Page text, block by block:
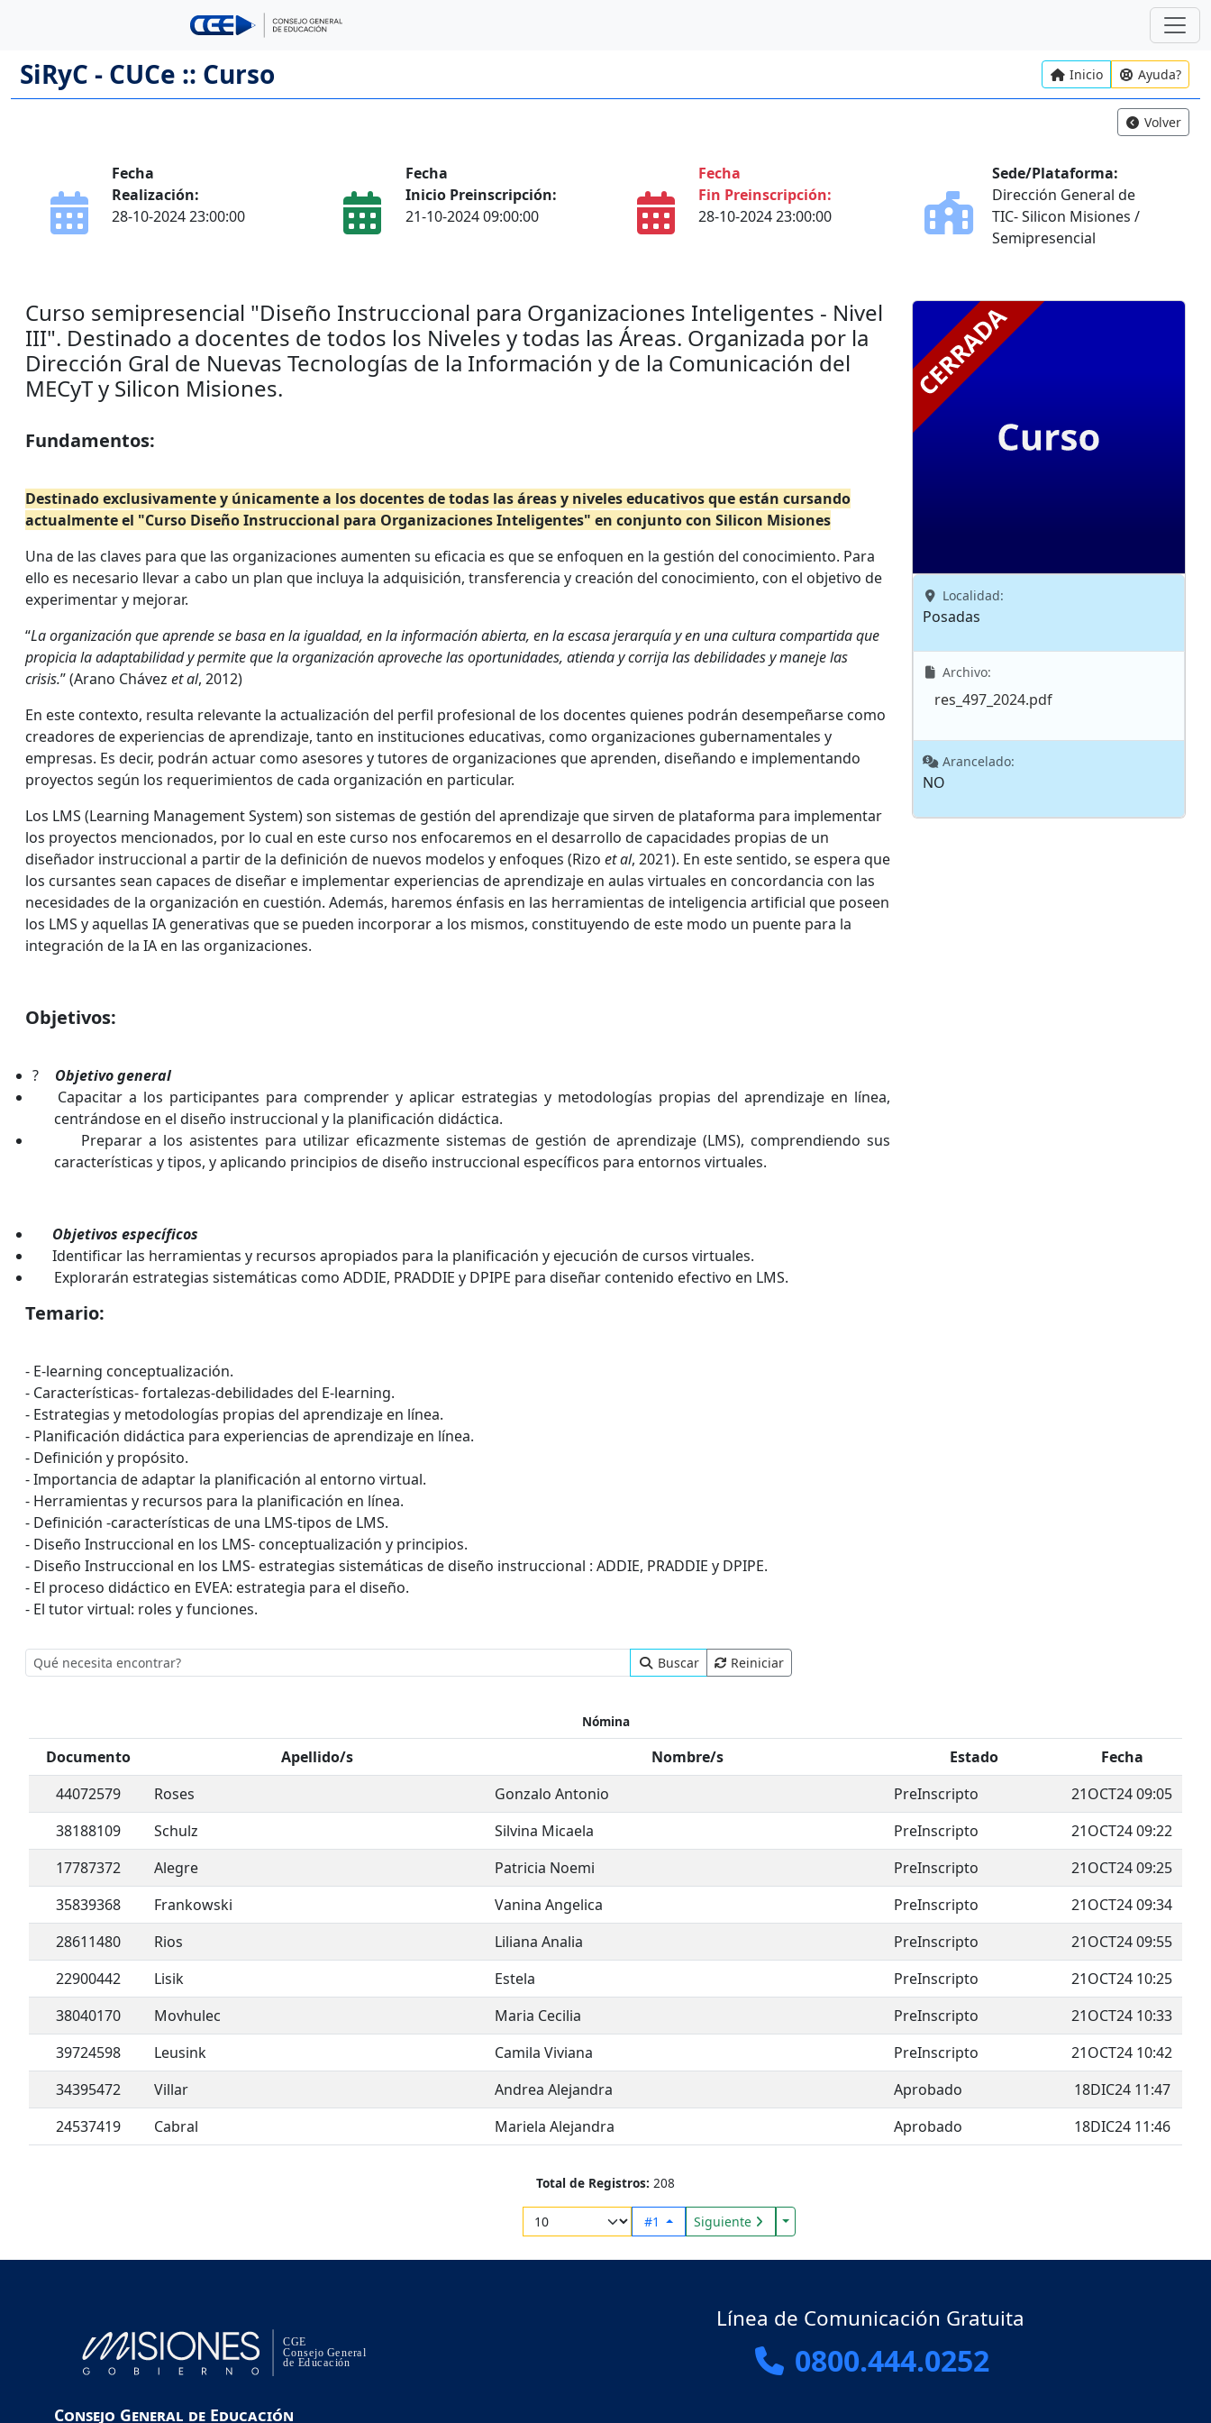
SiRyC - CUCe :: Curso Inicio Ayuda?
Volver
Fecha
Realización:
28-10-2024 23:00:00
Fecha
Inicio Preinscripción:
21-10-2024 09:00:00
Fecha
Fin Preinscripción:
28-10-2024 23:00:00
Sede/Plataforma:
Dirección General de
TIC- Silicon Misiones /
Semipresencial
Curso semipresencial "Diseño Instruccional para Organizaciones Inteligentes - Nivel
III". Destinado a docentes de todos los Niveles y todas las Áreas. Organizada por la
Dirección Gral de Nuevas Tecnologías de la Información y de la Comunicación del
MECyT y Silicon Misiones.
Fundamentos:
Destinado exclusivamente y únicamente a los docentes de todas las áreas y niveles educativos que están cursando
actualmente el "Curso Diseño Instruccional para Organizaciones Inteligentes" en conjunto con Silicon Misiones
Una de las claves para que las organizaciones aumenten su eficacia es que se enfoquen en la gestión del conocimiento. Para
ello es necesario llevar a cabo un plan que incluya la adquisición, transferencia y creación del conocimiento, con el objetivo de
experimentar y mejorar.
“La organización que aprende se basa en la igualdad, en la información abierta, en la escasa jerarquía y en una cultura compartida que
propicia la adaptabilidad y permite que la organización aproveche las oportunidades, atienda y corrija las debilidades y maneje las
crisis.” (Arano Chávez et al, 2012)
En este contexto, resulta relevante la actualización del perfil profesional de los docentes quienes podrán desempeñarse como
creadores de experiencias de aprendizaje, tanto en instituciones educativas, como organizaciones gubernamentales y
empresas. Es decir, podrán actuar como asesores y tutores de organizaciones que aprenden, diseñando e implementando
proyectos según los requerimientos de cada organización en particular.
Los LMS (Learning Management System) son sistemas de gestión del aprendizaje que sirven de plataforma para implementar
los proyectos mencionados, por lo cual en este curso nos enfocaremos en el desarrollo de capacidades propias de un
diseñador instruccional a partir de la definición de nuevos modelos y enfoques (Rizo et al, 2021). En este sentido, se espera que
los cursantes sean capaces de diseñar e implementar experiencias de aprendizaje en aulas virtuales en concordancia con las
necesidades de la organización en cuestión. Además, haremos énfasis en las herramientas de inteligencia artificial que poseen
los LMS y aquellas IA generativas que se pueden incorporar a los mismos, constituyendo de este modo un puente para la
integración de la IA en las organizaciones.
Objetivos:
?
Objetivo general
Capacitar a los participantes para comprender y aplicar estrategias y metodologías propias del aprendizaje en línea,
centrándose en el diseño instruccional y la planificación didáctica.
Preparar a los asistentes para utilizar eficazmente sistemas de gestión de aprendizaje (LMS), comprendiendo sus
características y tipos, y aplicando principios de diseño instruccional específicos para entornos virtuales.
Objetivos específicos
Identificar las herramientas y recursos apropiados para la planificación y ejecución de cursos virtuales.
Explorarán estrategias sistemáticas como ADDIE, PRADDIE y DPIPE para diseñar contenido efectivo en LMS.
Temario:
- E-learning conceptualización.
- Características- fortalezas-debilidades del E-learning.
- Estrategias y metodologías propias del aprendizaje en línea.
- Planificación didáctica para experiencias de aprendizaje en línea.
- Definición y propósito.
- Importancia de adaptar la planificación al entorno virtual.
- Herramientas y recursos para la planificación en línea.
- Definición -características de una LMS-tipos de LMS.
- Diseño Instruccional en los LMS- conceptualización y principios.
- Diseño Instruccional en los LMS- estrategias sistemáticas de diseño instruccional : ADDIE, PRADDIE y DPIPE.
- El proceso didáctico en EVEA: estrategia para el diseño.
- El tutor virtual: roles y funciones.
Localidad:
Posadas
Archivo:
res_497_2024.pdf
Arancelado:
NO
Buscar Reiniciar
Nómina
Documento Apellido/s Nombre/s Estado
Fecha
44072579
Roses Gonzalo Antonio PreInscripto
21OCT24 09:05
38188109
Schulz Silvina Micaela PreInscripto
21OCT24 09:22
17787372
Alegre Patricia Noemi PreInscripto
21OCT24 09:25
35839368
Frankowski Vanina Angelica PreInscripto
21OCT24 09:34
28611480
Rios Liliana Analia PreInscripto
21OCT24 09:55
22900442
Lisik Estela PreInscripto
21OCT24 10:25
38040170
Movhulec Maria Cecilia PreInscripto
21OCT24 10:33
39724598
Leusink Camila Viviana PreInscripto
21OCT24 10:42
34395472
Villar Andrea Alejandra Aprobado
18DIC24 11:47
24537419
Cabral Mariela Alejandra Aprobado 18DIC24 11:46
Total de Registros: 208
#1 Siguiente Toggle Dropdown
Consejo General de Educación
Línea de Comunicación Gratuita
0800.444.0252